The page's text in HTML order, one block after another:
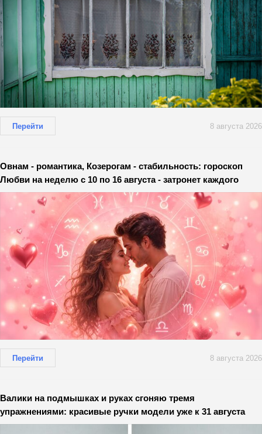
Перейти 8 августа 2026
Овнам - романтика, Козерогам - стабильность: гороскоп
Любви на неделю с 10 по 16 августа - затронет каждого
Перейти 8 августа 2026
Валики на подмышках и руках сгоняю тремя
упражнениями: красивые ручки модели уже к 31 августа